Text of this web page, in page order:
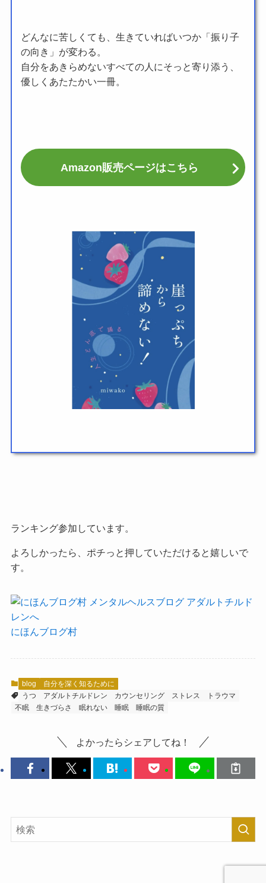
どんなに苦しくても、生きていればいつか「振り子
の向き」が変わる。
自分をあきらめないすべての人にそっと寄り添う、
優しくあたたかい一冊。
Amazon販売ページはこちら
ランキング参加しています。
よろしかったら、ポチっと押していただけると嬉しいで
す。
にほんブログ村
blog
自分を深く知るために
うつ
アダルトチルドレン カウンセリング ストレス
トラウマ
不眠
生きづらさ 眠れない 睡眠 睡眠の質
よかったらシェアしてね！